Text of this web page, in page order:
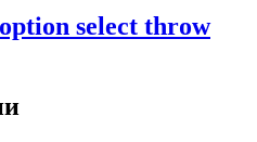
select throw